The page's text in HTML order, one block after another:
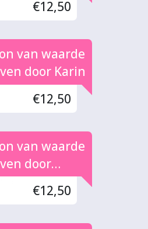
€12,50
van waarde
door Karin
€12,50
van waarde
door
€12,50